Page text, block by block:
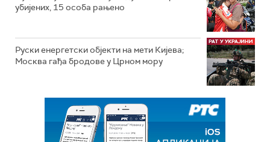
убијених, 15 особа рањено
Руски енергетски објекти на мети Кијева;
Москва гађа бродове у Црном мору